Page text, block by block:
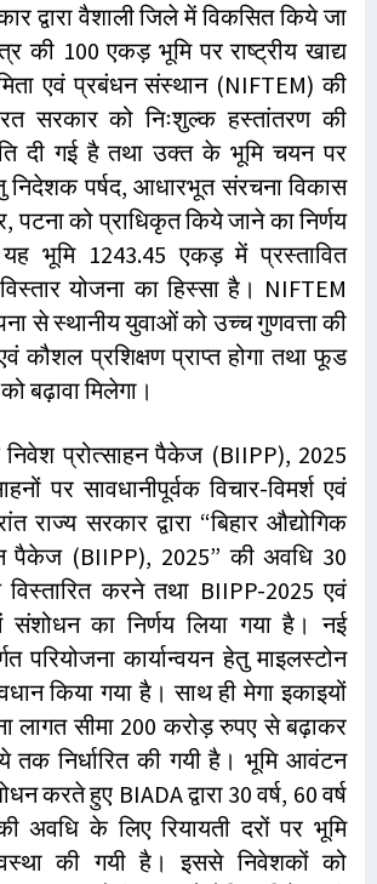
द्वारा वैशाली जिले में विकसित किये जा
की 100 एकड़ भूमि पर राष्ट्रीय खाद्य
एवं प्रबंधन संस्थान (NIFTEM) की
सरकार को निःशुल्क हस्तांतरण की
दी गई है तथा उक्त के भूमि चयन पर
निदेशक पर्षद, आधारभूत संरचना विकास
पटना को प्राधिकृत किये जाने का निर्णय
भूमि 1243.45 एकड़ में प्रस्तावित
योजना का हिस्सा है। NIFTEM
से स्थानीय युवाओं को उच्च गुणवत्ता की
कौशल प्रशिक्षण प्राप्त होगा तथा फूड
बढ़ावा मिलेगा।
निवेश प्रोत्साहन पैकेज (BIIPP), 2025
पर सावधानीपूर्वक विचार-विमर्श एवं
राज्य सरकार द्वारा “बिहार औद्योगिक
पैकेज (BIIPP), 2025” की अवधि 30
करने तथा BIIPP-2025 एवं
संशोधन का निर्णय लिया गया है। नई
परियोजना कार्यान्वयन हेतु माइलस्टोन
किया गया है। साथ ही मेगा इकाइयों
लागत सीमा 200 करोड़ रुपए से बढ़ाकर
तक निर्धारित की गयी है। भूमि आवंटन
करते हुए BIADA द्वारा 30 वर्ष, 60 वर्ष
अवधि के लिए रियायती दरों पर भूमि
की गयी है। इससे निवेशकों को